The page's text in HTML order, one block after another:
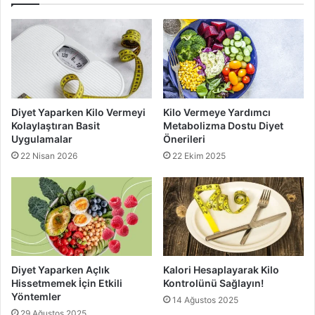
Diyet Yaparken Kilo Vermeyi
Kolaylaştıran Basit
Uygulamalar
22 Nisan 2026
Kilo Vermeye Yardımcı
Metabolizma Dostu Diyet
Önerileri
22 Ekim 2025
Diyet Yaparken Açlık
Hissetmemek İçin Etkili
Yöntemler
Kalori Hesaplayarak Kilo
Kontrolünü Sağlayın!
14 Ağustos 2025